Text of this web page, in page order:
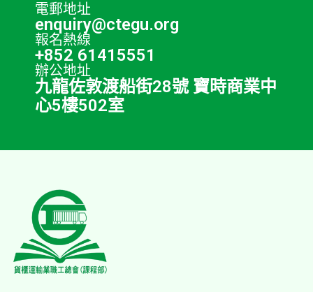
電郵地址
enquiry@ctegu.org
報名熱線
+852 61415551
辦公地址
九龍佐敦渡船街28號 寶時商業中
心5樓502室